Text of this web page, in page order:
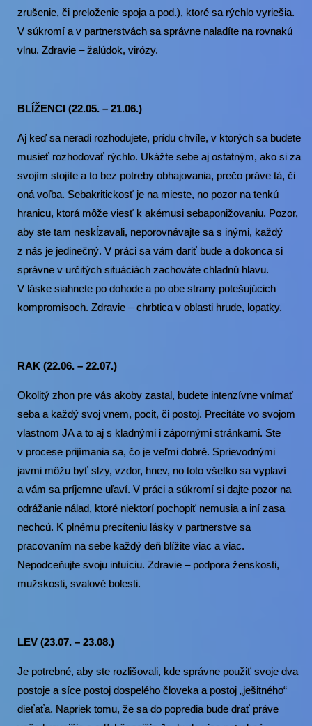
zrušenie, či preloženie spoja a pod.), ktoré sa rýchlo vyriešia.
V súkromí a v partnerstvách sa správne naladíte na rovnakú
vlnu. Zdravie – žalúdok, virózy.
BLÍŽENCI (22.05. – 21.06.)
Aj keď sa neradi rozhodujete, prídu chvíle, v ktorých sa budete
musieť rozhodovať rýchlo. Ukážte sebe aj ostatným, ako si za
svojím stojíte a to bez potreby obhajovania, prečo práve tá, či
oná voľba. Sebakritickosť je na mieste, no pozor na tenkú
hranicu, ktorá môže viesť k akémusi sebaponižovaniu. Pozor,
aby ste tam neskĺzavali, neporovnávajte sa s inými, každý
z nás je jedinečný. V práci sa vám dariť bude a dokonca si
správne v určitých situáciách zachováte chladnú hlavu.
V láske siahnete po dohode a po obe strany potešujúcich
kompromisoch. Zdravie – chrbtica v oblasti hrude, lopatky.
RAK (22.06. – 22.07.)
Okolitý zhon pre vás akoby zastal, budete intenzívne vnímať
seba a každý svoj vnem, pocit, či postoj. Precitáte vo svojom
vlastnom JA a to aj s kladnými i zápornými stránkami. Ste
v procese prijímania sa, čo je veľmi dobré. Sprievodnými
javmi môžu byť slzy, vzdor, hnev, no toto všetko sa vyplaví
a vám sa príjemne uľaví. V práci a súkromí si dajte pozor na
odrážanie nálad, ktoré niektorí pochopiť nemusia a iní zasa
nechcú. K plnému precíteniu lásky v partnerstve sa
pracovaním na sebe každý deň blížite viac a viac.
Nepodceňujte svoju intuíciu. Zdravie – podpora ženskosti,
mužskosti, svalové bolesti.
LEV (23.07. – 23.08.)
Je potrebné, aby ste rozlišovali, kde správne použiť svoje dva
postoje a síce postoj dospelého človeka a postoj „ješitného“
dieťaťa. Napriek tomu, že sa do popredia bude drať práve